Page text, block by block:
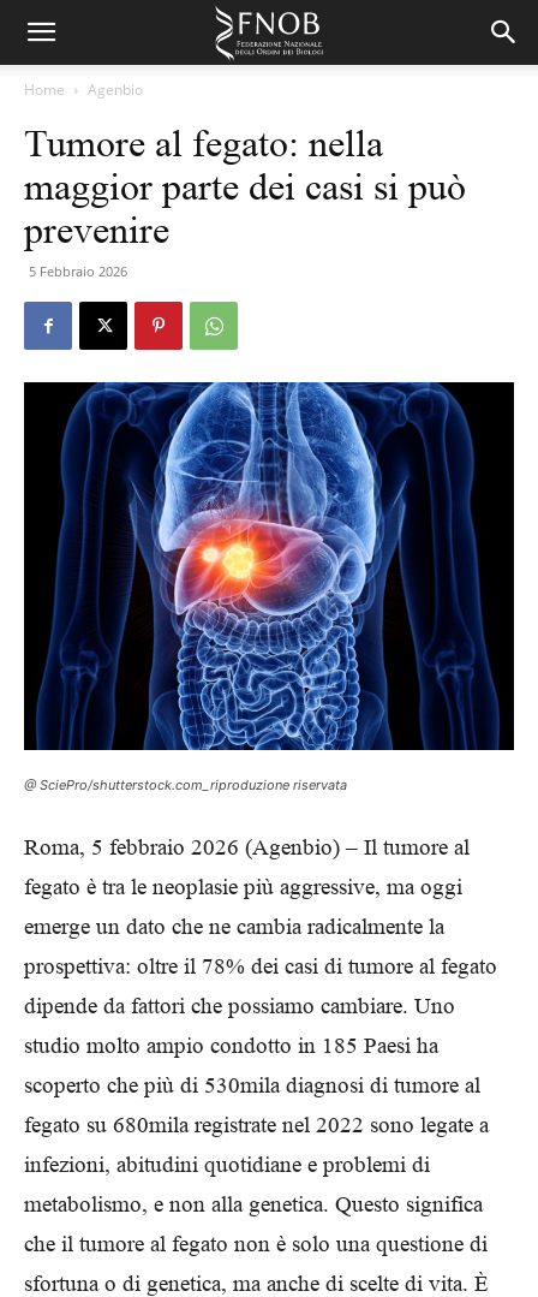
Home Agenbio
Tumore al fegato: nella
maggior parte dei casi si può
prevenire
5 Febbraio 2026
@ SciePro/shutterstock.com_riproduzione riservata
Roma, 5 febbraio 2026 (Agenbio) – Il tumore al
fegato è tra le neoplasie più aggressive, ma oggi
emerge un dato che ne cambia radicalmente la
prospettiva: oltre il 78% dei casi di tumore al fegato
dipende da fattori che possiamo cambiare. Uno
studio molto ampio condotto in 185 Paesi ha
scoperto che più di 530mila diagnosi di tumore al
fegato su 680mila registrate nel 2022 sono legate a
infezioni, abitudini quotidiane e problemi di
metabolismo, e non alla genetica. Questo significa
che il tumore al fegato non è solo una questione di
sfortuna o di genetica, ma anche di scelte di vita. È